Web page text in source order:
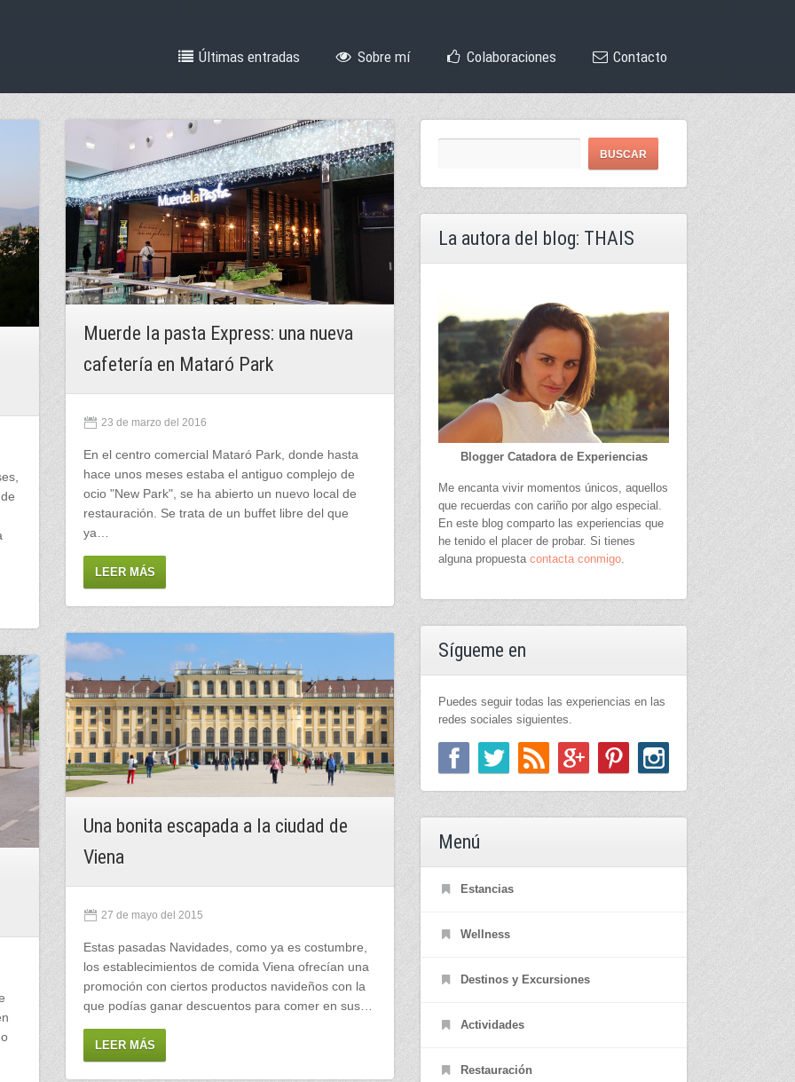
Últimas entradas Sobre mí Colaboraciones Contacto
Muerde la pasta Express: una nueva
cafetería en Mataró Park
23 de marzo del 2016
En el centro comercial Mataró Park, donde hasta
hace unos meses estaba el antiguo complejo de
ocio "New Park", se ha abierto un nuevo local de
restauración. Se trata de un buffet libre del que
ya…
LEER MÁS
Una bonita escapada a la ciudad de
Viena
27 de mayo del 2015
Estas pasadas Navidades, como ya es costumbre,
los establecimientos de comida Viena ofrecían una
promoción con ciertos productos navideños con la
que podías ganar descuentos para comer en sus…
LEER MÁS
La autora del blog: THAIS
Blogger Catadora de Experiencias
Me encanta vivir momentos únicos, aquellos
que recuerdas con cariño por algo especial.
En este blog comparto las experiencias que
he tenido el placer de probar. Si tienes
alguna propuesta contacta conmigo
Sígueme en
Puedes seguir todas las experiencias en las
redes sociales siguientes.
Menú
Estancias
Wellness
Destinos y Excursiones
Actividades
Restauración